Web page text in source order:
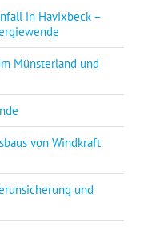
in Havixbeck –
Münsterland und
von Windkraft
und